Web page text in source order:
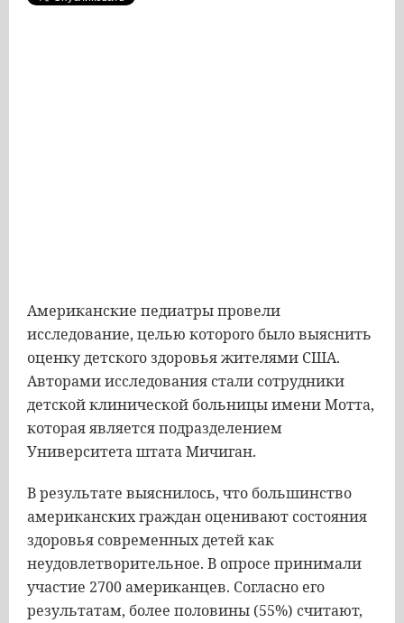
Американские педиатры провели
исследование, целью которого было выяснить
оценку детского здоровья жителями США.
Авторами исследования стали сотрудники
детской клинической больницы имени Мотта,
которая является подразделением
Университета штата Мичиган.
В результате выяснилось, что большинство
американских граждан оценивают состояния
здоровья современных детей как
неудовлетворительное. В опросе принимали
участие 2700 американцев. Согласно его
результатам, более половины (55%) считают,